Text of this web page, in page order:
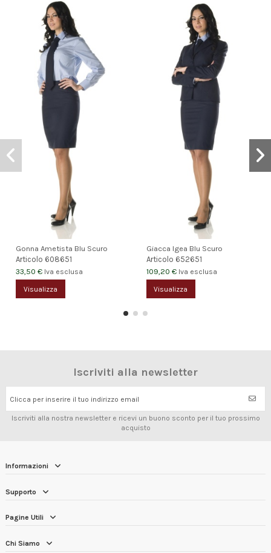
Gonna Ametista Blu Scuro
Articolo 608651
33,50 € Iva esclusa
Visualizza
Giacca Igea Blu Scuro
Articolo 652651
109,20 € Iva esclusa
Visualizza
Iscriviti alla newsletter
Clicca per inserire il tuo indirizzo email
Iscriviti alla nostra newsletter e ricevi un buono sconto per il tuo prossimo
acquisto
Informazioni
Supporto
Pagine Utili
Chi Siamo